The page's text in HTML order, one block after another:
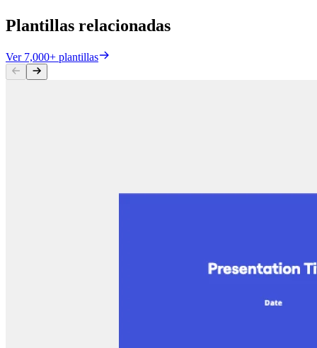
Plantillas relacionadas
Ver 7,000+ plantillas